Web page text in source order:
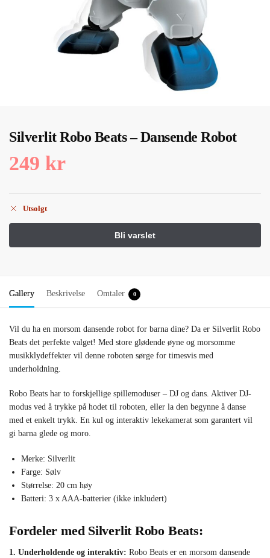
Silverlit Robo Beats – Dansende Robot
249 kr
Utsolgt
Gallery Beskrivelse Omtaler 0
Vil du ha en morsom dansende robot for barna dine? Da er Silverlit Robo
Beats det perfekte valget! Med store glødende øyne og morsomme
musikklydeffekter vil denne roboten sørge for timesvis med
underholdning.
Robo Beats har to forskjellige spillemoduser – DJ og dans. Aktiver DJ-
modus ved å trykke på hodet til roboten, eller la den begynne å danse
med et enkelt trykk. En kul og interaktiv lekekamerat som garantert vil
gi barna glede og moro.
Merke: Silverlit
Farge: Sølv
Størrelse: 20 cm høy
Batteri: 3 x AAA-batterier (ikke inkludert)
Fordeler med Silverlit Robo Beats:
1. Underholdende og interaktiv: Robo Beats er en morsom dansende